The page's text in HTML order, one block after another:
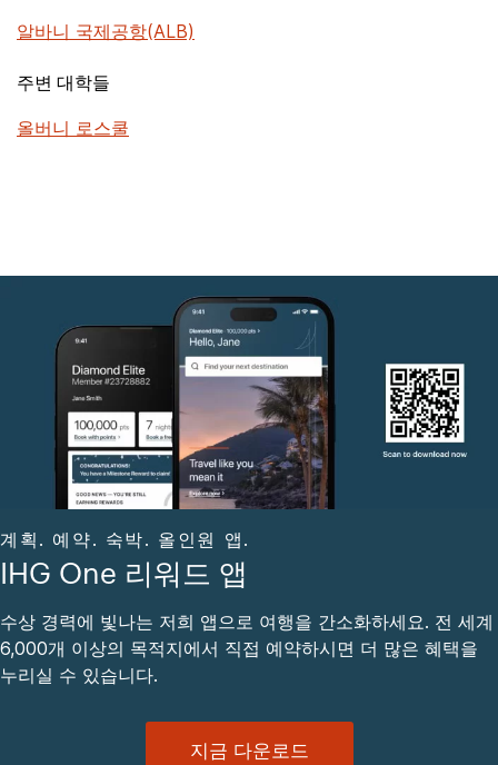
알바니 국제공항(ALB)
주변 대학들
올버니 로스쿨
계획. 예약. 숙박. 올인원 앱.
IHG One 리워드 앱
수상 경력에 빛나는 저희 앱으로 여행을 간소화하세요. 전 세계
6,000개 이상의 목적지에서 직접 예약하시면 더 많은 혜택을
누리실 수 있습니다.
지금 다운로드